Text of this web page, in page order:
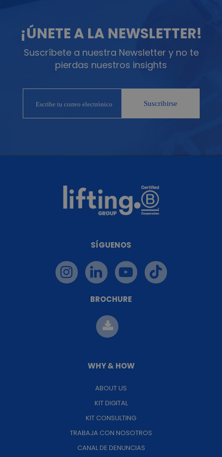
¡ÚNETE A LA NEWSLETTER!
Suscríbete a nuestra Newsletter y no te
pierdas nuestros insights
SÍGUENOS
BROCHURE
WHY & HOW
ABOUT US
KIT DIGITAL
KIT CONSULTING
TRABAJA CON NOSOTROS
CANAL DE DENUNCIAS